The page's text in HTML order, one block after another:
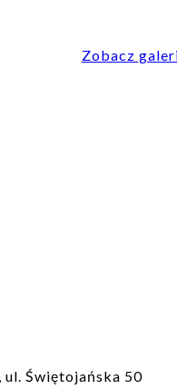
Zobacz
ul. Świętojańska 50